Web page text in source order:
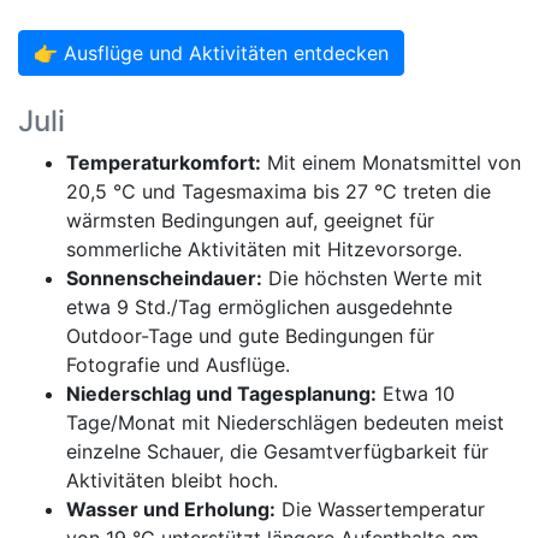
👉 Ausflüge und Aktivitäten entdecken
Juli
Temperaturkomfort: Mit einem Monatsmittel von
20,5 °C und Tagesmaxima bis 27 °C treten die
wärmsten Bedingungen auf, geeignet für
sommerliche Aktivitäten mit Hitzevorsorge.
Sonnenscheindauer: Die höchsten Werte mit
etwa 9 Std./Tag ermöglichen ausgedehnte
Outdoor-Tage und gute Bedingungen für
Fotografie und Ausflüge.
Niederschlag und Tagesplanung: Etwa 10
Tage/Monat mit Niederschlägen bedeuten meist
einzelne Schauer, die Gesamtverfügbarkeit für
Aktivitäten bleibt hoch.
Wasser und Erholung: Die Wassertemperatur